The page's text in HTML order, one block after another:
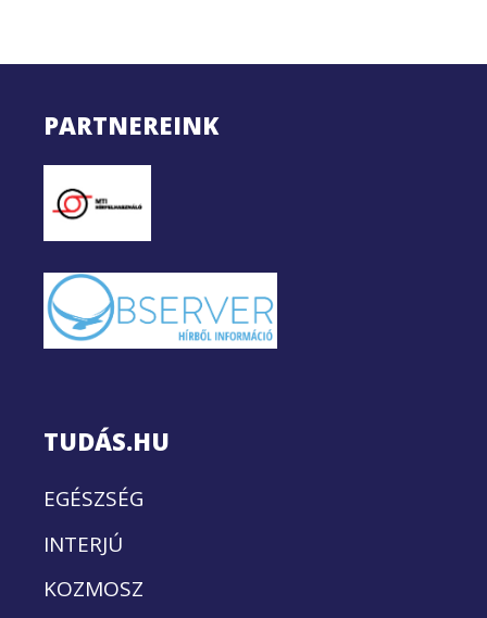
PARTNEREINK
TUDÁS.HU
EGÉSZSÉG
INTERJÚ
KOZMOSZ